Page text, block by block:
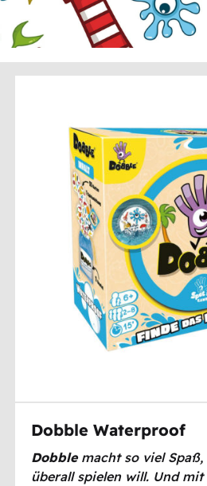
Dobble Waterproof
Dobble macht so viel Spaß,
überall spielen will. Und